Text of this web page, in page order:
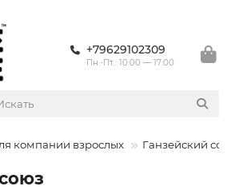
+79629102309
Пн.-Пт.: 10:00 — 17:00
компании взрослых Ганзейский